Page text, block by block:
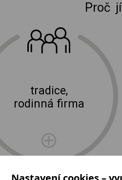
Proč
tradice,
rodinná firma
E-shop Elektro